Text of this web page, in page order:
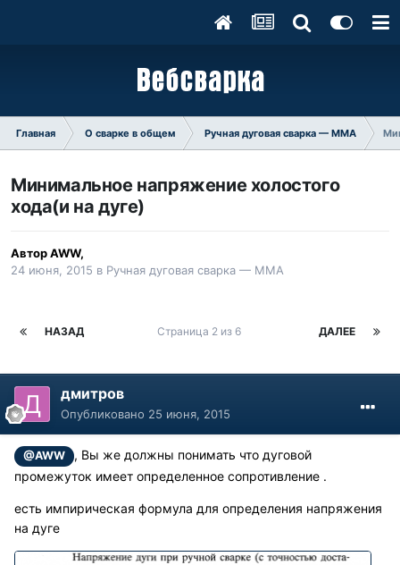
Главная О сварке в общем Ручная дуговая сварка — ММA
Минимальное напряжение холостого
хода(и на дуге)
АвторAWW,
24 июня, 2015 в Ручная дуговая сварка — ММA
НАЗАД ДАЛЕЕ
Страница 2 из 6
дмитров
Опубликовано 25 июня, 2015
@AWW
, Вы же должны понимать что дуговой
промежуток имеет определенное сопротивление .
есть импирическая формула для определения напряжения
на дуге